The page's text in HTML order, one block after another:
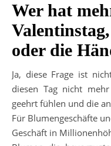
Wer hat
oder die
Ja, diese Frage ist
diesen Tag nicht
geehrt fühlen und die
Für Blumengeschäfte
Geschäft in